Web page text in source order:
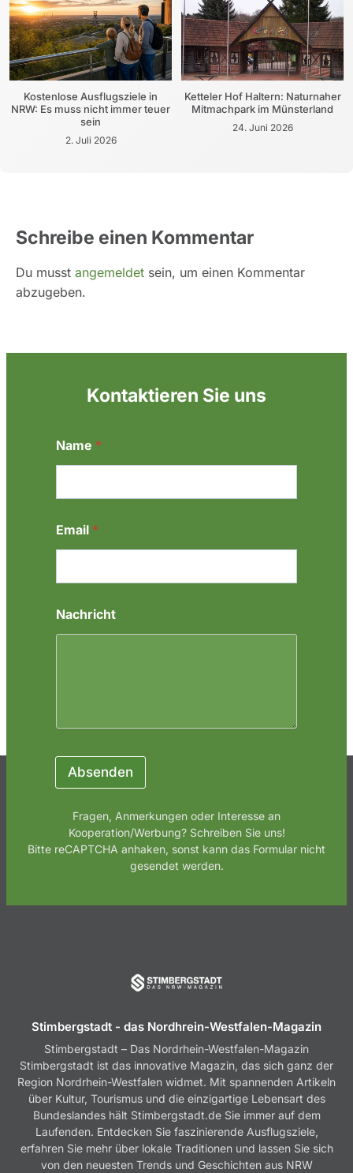
Kostenlose Ausflugsziele in
NRW: Es muss nicht immer teuer
sein
2. Juli 2026
Ketteler Hof Haltern: Naturnaher
Mitmachpark im Münsterland
24. Juni 2026
Schreibe einen Kommentar
Du musst angemeldet sein, um einen Kommentar
abzugeben.
Kontaktieren Sie uns
a
m
a
i
l
Name *
Email *
Nachricht
Absenden
Fragen, Anmerkungen oder Interesse an
Kooperation/Werbung? Schreiben Sie uns!
Bitte reCAPTCHA anhaken, sonst kann das Formular nicht
gesendet werden.
Stimbergstadt - das Nordhrein-Westfalen-Magazin
Stimbergstadt – Das Nordrhein-Westfalen-Magazin
Stimbergstadt ist das innovative Magazin, das sich ganz der
Region Nordrhein-Westfalen widmet. Mit spannenden Artikeln
über Kultur, Tourismus und die einzigartige Lebensart des
Bundeslandes hält Stimbergstadt.de Sie immer auf dem
Laufenden. Entdecken Sie faszinierende Ausflugsziele,
erfahren Sie mehr über lokale Traditionen und lassen Sie sich
von den neuesten Trends und Geschichten aus NRW